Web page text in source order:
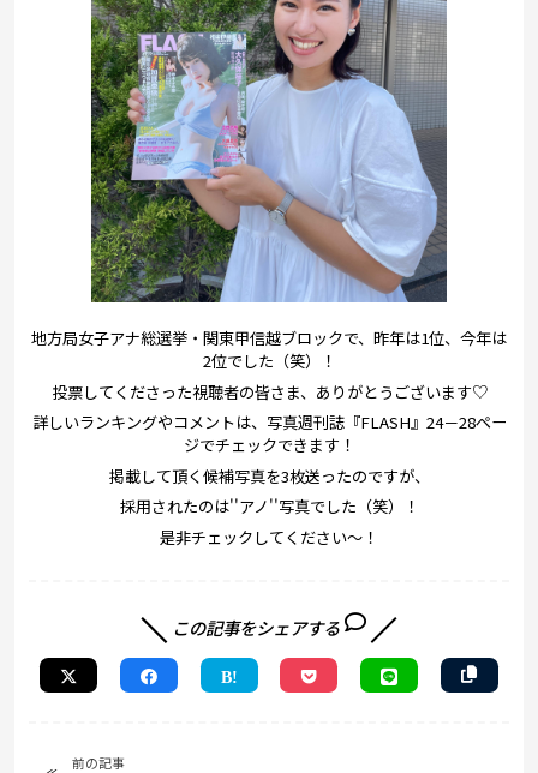
会社概要・ビジョン
お問い合わせ
地方局女子アナ総選挙・関東甲信越ブロックで、昨年は1位、今年は
2位でした（笑）！
投票してくださった視聴者の皆さま、ありがとうございます♡
詳しいランキングやコメントは、写真週刊誌『FLASH』24－28ペー
ジでチェックできます！
掲載して頂く候補写真を3枚送ったのですが、
採用されたのは''アノ''写真でした（笑）！
是非チェックしてください～！
この記事をシェアする
前の記事